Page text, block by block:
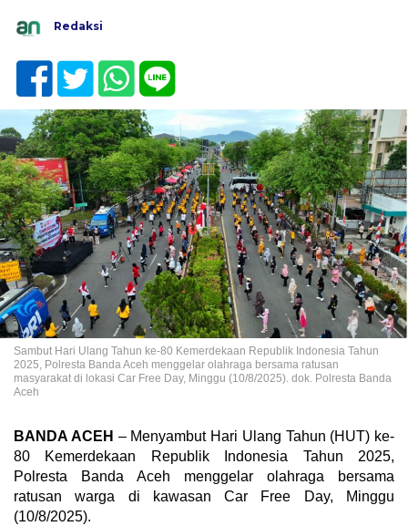
Redaksi
Sambut Hari Ulang Tahun ke-80 Kemerdekaan Republik Indonesia Tahun
2025, Polresta Banda Aceh menggelar olahraga bersama ratusan
masyarakat di lokasi Car Free Day, Minggu (10/8/2025). dok. Polresta Banda
Aceh
BANDA ACEH – Menyambut Hari Ulang Tahun (HUT) ke-
80 Kemerdekaan Republik Indonesia Tahun 2025,
Polresta Banda Aceh menggelar olahraga bersama
ratusan warga di kawasan Car Free Day, Minggu
(10/8/2025).